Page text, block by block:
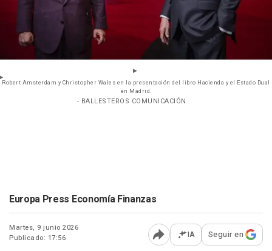
Robert Amsterdam y Christopher Wales en la presentación del libro Hacienda y el Estado Dual
en Madrid.
- BALLESTEROS COMUNICACIÓN
Europa Press Economía Finanzas
Martes, 9 junio 2026
Publicado: 17:56
Abrir opciones para
IA Seguir en